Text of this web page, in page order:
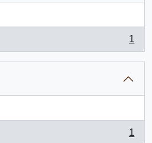
1
1